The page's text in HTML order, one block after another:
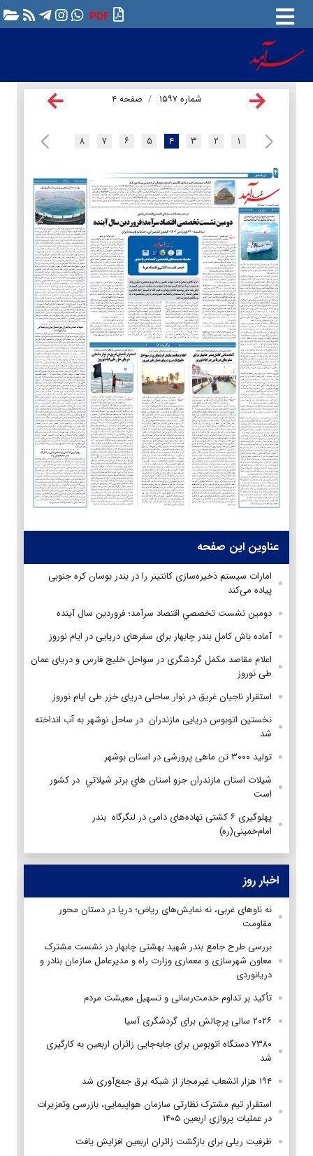
PDF
شماره ۱۵۹۷ صفحه ۴
۱ ۲ ۳ ۴ ۵ ۶ ۷ ۸
عناوین این صفحه
امارات سیستم ذخیره‌سازی کانتینر را در بندر بوسان کره جنوبی
پیاده می‌کند
دومين نشست تخصصي اقتصاد سرآمد؛ فروردین سال آینده
آماده باش کامل بندر چابهار برای سفرهای دریایی در ایام نوروز
اعلام مقاصد مکمل گردشگری در سواحل خلیج فارس و دریای عمان
طی نوروز
استقرار ناجیان غریق در نوار ساحلی دریای خزر طی ایام نوروز
نخستین اتوبوس دریایی مازندران در ساحل نوشهر به آب انداخته
شد
تولید ۳۰۰۰ تن ماهی پرورشی در استان بوشهر
شيلات استان مازندران جزو استان هاي برتر شيلاتي در كشور
است‎‎
پهلوگیری ۶ کشتی نهاده‌های دامی در لنگرگاه بندر
امام‌خمینی(ره)
اخبار روز
نه ناوهای غربی، نه نمایش‌های ریاض؛ دریا در دستان محور
مقاومت
بررسی طرح جامع بندر شهید بهشتی چابهار در نشست مشترک
معاون شهرسازی و معماری وزارت راه و مدیرعامل سازمان بنادر و
دریانوردی
تأکید بر تداوم خدمت‌رسانی و تسهیل معیشت مردم
۲۰۲۶ سالی پرچالش برای گردشگری آسیا
۷۳۸۰ دستگاه اتوبوس برای جابه‌جایی زائران اربعین به‌ کارگیری
شد
۱۹۴ هزار انشعاب غیرمجاز از شبکه برق جمع‌آوری شد
استقرار تیم مشترک نظارتی سازمان هواپیمایی، بازرسی وتعزیرات
در عملیات پروازی اربعین ۱۴۰۵
ظرفیت ریلی برای بازگشت زائران اربعین افزایش یافت